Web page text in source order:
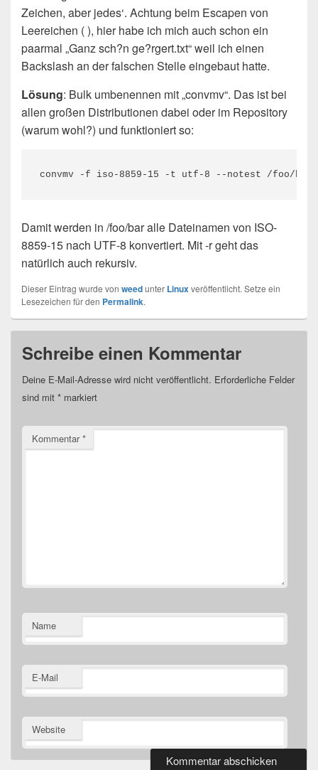
Zeichen, aber jedes‘. Achtung beim Escapen von
Leereichen ( ), hier habe ich mich auch schon ein
paarmal „Ganz sch?n ge?rgert.txt“ weil ich einen
Backslash an der falschen Stelle eingebaut hatte.
Lösung: Bulk umbenennen mit „convmv“. Das ist bei
allen großen Distributionen dabei oder im Repository
(warum wohl?) und funktioniert so:
convmv -f iso-8859-15 -t utf-8 --notest /foo/bar
Damit werden in /foo/bar alle Dateinamen von ISO-
8859-15 nach UTF-8 konvertiert. Mit -r geht das
natürlich auch rekursiv.
Dieser Eintrag wurde von weedunter Linux veröffentlicht. Setze ein
Lesezeichen für den Permalink.
Schreibe einen Kommentar
Deine E-Mail-Adresse wird nicht veröffentlicht. Erforderliche Felder
sind mit * markiert
Kommentar*
Name
E-Mail
Website